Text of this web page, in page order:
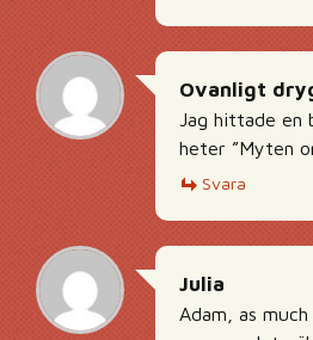
Ovanligt
Jag hittade en
heter ”Myten
Svara
Julia
Adam, as